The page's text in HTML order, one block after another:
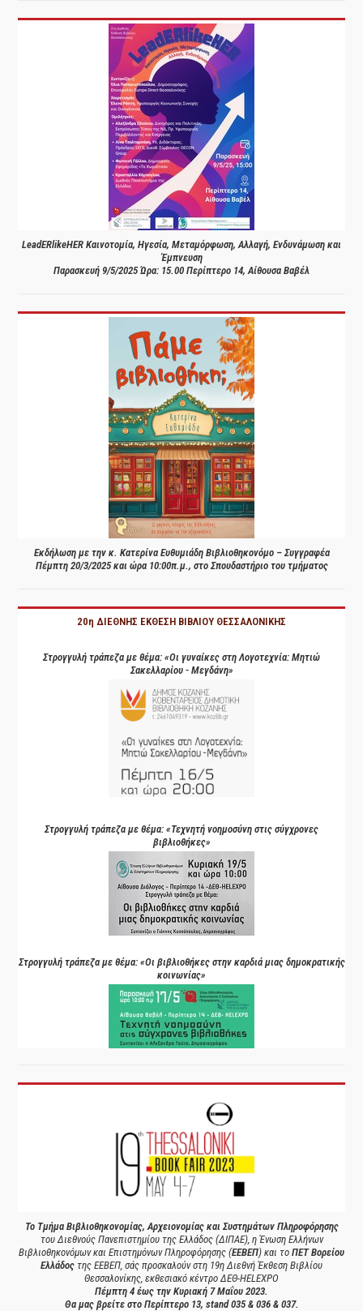
LeadERlikeHER Καινοτομία, Ηγεσία, Μεταμόρφωση, Αλλαγή, Ενδυνάμωση και
Έμπνευση
Παρασκευή 9/5/2025 Ώρα: 15.00 Περίπτερο 14, Αίθουσα Βαβέλ
Εκδήλωση με την κ. Κατερίνα Ευθυμιάδη Βιβλιοθηκονόμο – Συγγραφέα
Πέμπτη 20/3/2025 και ώρα 10:00π.μ., στο Σπουδαστήριο του τμήματος
20η ΔΙΕΘΝΗΣ ΕΚΘΕΣΗ ΒΙΒΛΙΟΥ ΘΕΣΣΑΛΟΝΙΚΗΣ
Στρογγυλή τράπεζα με θέμα: «Οι γυναίκες στη Λογοτεχνία: Μητιώ
Σακελλαρίου - Μεγδάνη»
Στρογγυλή τράπεζα με θέμα: «Τεχνητή νοημοσύνη στις σύγχρονες
βιβλιοθήκες»
Στρογγυλή τράπεζα με θέμα: «Οι βιβλιοθήκες στην καρδιά μιας δημοκρατικής
κοινωνίας»
Το Τμήμα Βιβλιοθηκονομίας, Αρχειονομίας και Συστημάτων Πληροφόρησης
του Διεθνούς Πανεπιστημίου της Ελλάδος (ΔΙΠΑΕ), η Ένωση Ελλήνων
Βιβλιοθηκονόμων και Επιστημόνων Πληροφόρησης (ΕΕΒΕΠ) και το ΠΕΤ Βορείου
Ελλάδος της ΕΕΒΕΠ, σάς προσκαλούν στη 19η Διεθνή Έκθεση Βιβλίου
Θεσσαλονίκης, εκθεσιακό κέντρο ΔΕΘ-HELEXPO
Πέμπτη 4 έως την Κυριακή 7 Μαΐου 2023.
Θα μας βρείτε στο Περίπτερο 13, stand 035 & 036 & 037.